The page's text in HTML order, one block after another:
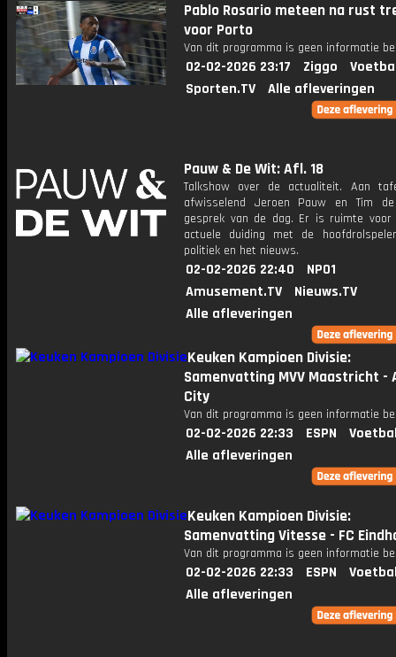
Pablo Rosario meteen na rust
voor Porto
Van dit programma is geen informatie
02-02-2026 23:17 Ziggo
Sporten.TV
Alle afleveringen
Pauw & De Wit: Afl. 18
Talkshow over de actualiteit. Aan
afwisselend Jeroen Pauw en Tim
gesprek van de dag. Er is ruimte
actuele duiding met de
politiek en het nieuws.
02-02-2026 22:40
NPO1
Amusement.TV
Nieuws.TV
Alle afleveringen
Keuken Kampioen Divisie:
Samenvatting MVV Maastricht -
City
Van dit programma is geen informatie
02-02-2026 22:33 ESPN
Alle afleveringen
Keuken Kampioen Divisie:
Samenvatting Vitesse - FC
Van dit programma is geen informatie
02-02-2026 22:33 ESPN
Alle afleveringen